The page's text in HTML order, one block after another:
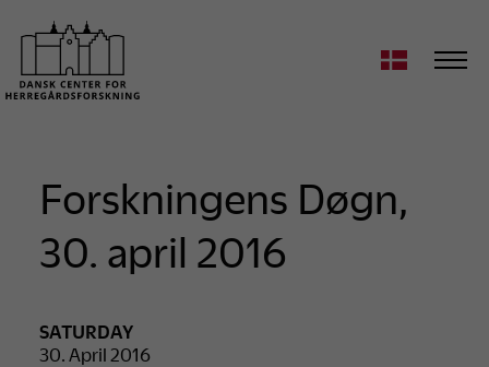
Forskningens Døgn,
30. april 2016
SATURDAY
30. April 2016